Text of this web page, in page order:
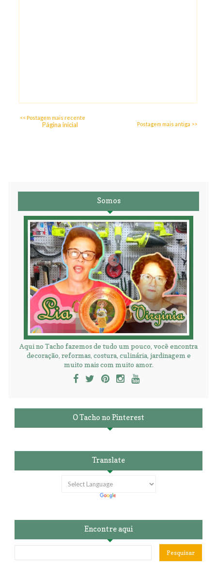
<< Postagem mais recente
Postagem mais antiga >>
Página inicial
Somos
Aqui no Tacho fazemos de tudo um pouco, você encontra
decoração, reformas, costura, culinária, jardinagem e
muito mais com muito amor.
O Tacho no Pinterest
Translate
Encontre aqui